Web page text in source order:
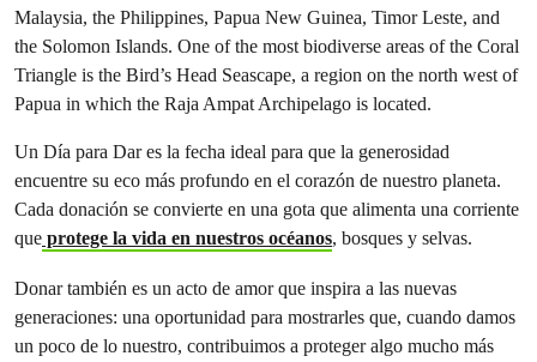
Un Día para Dar es la fecha ideal para que la generosidad
encuentre su eco más profundo en el corazón de nuestro planeta.
Cada donación se convierte en una gota que alimenta una corriente
que protege la vida en nuestros océanos, bosques y selvas.
Donar también es un acto de amor que inspira a las nuevas
generaciones: una oportunidad para mostrarles que, cuando damos
un poco de lo nuestro, contribuimos a proteger algo mucho más